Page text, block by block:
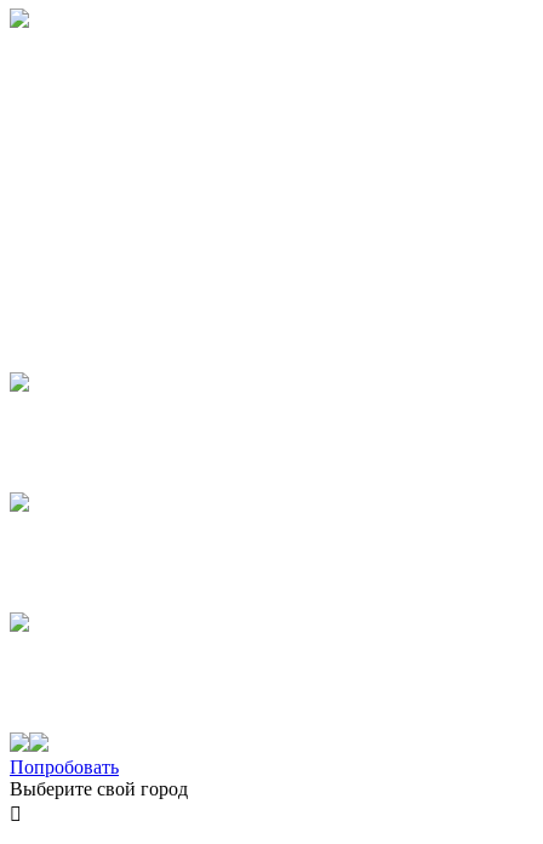
Попробовать
Выберите свой город
